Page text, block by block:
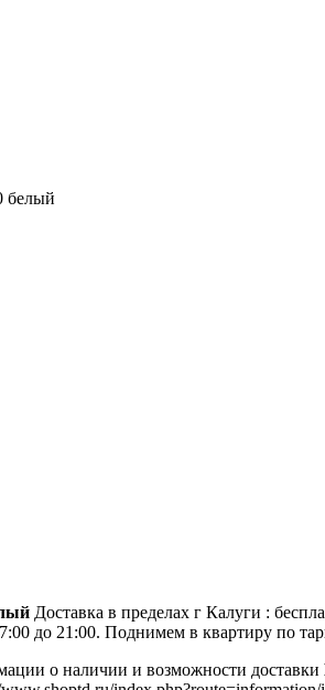
белый
Доставка в пределах г Калуги :
до 21:00. Поднимем в квартиру по
о наличии и возможности доставки